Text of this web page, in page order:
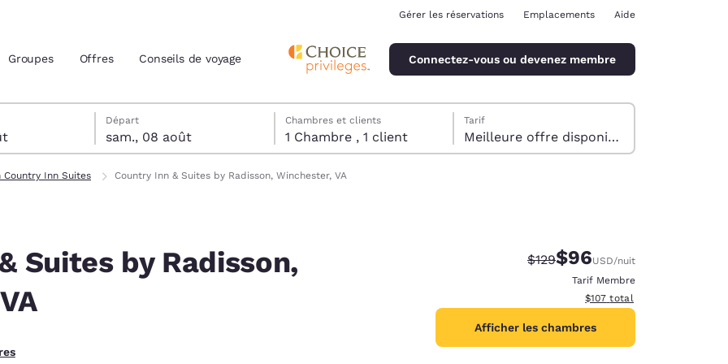
Estados Unidos
Español
Gérer les réservations Emplacements Aide
Groupes Offres Conseils de voyage Connectez-vous ou devenez membre
Départ
sam., 08 août
de départ sélectionnée
d’arrivée sélectionnée
Chambres et clients
1 Chambre , 1 client
Tarif
Meilleure offre disponible
Country Inn Suites Country Inn & Suites by Radisson, Winchester, VA
Suites by Radisson,
Tarif barré :
$129Tarif réduit :
$96USD/nuit
Tarif Membre
Afficher les détails du total
$107 total
Afficher les chambres